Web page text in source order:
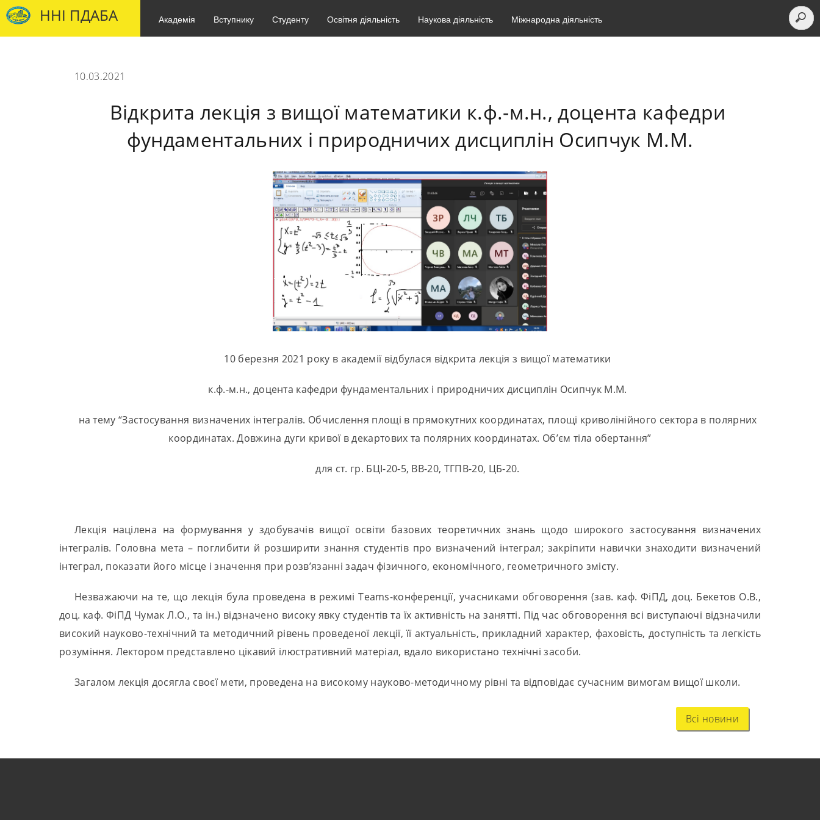
ННІ ПДАБА Академія Вступнику Студенту Освітня діяльність Наукова діяльність Міжнародна діяльність
10.03.2021
Відкрита лекція з вищої математики к.ф.-м.н., доцента кафедри
фундаментальних і природничих дисциплін Осипчук М.М.
10 березня 2021 року в академії відбулася відкрита лекція з вищої математики
к.ф.-м.н., доцента кафедри фундаментальних і природничих дисциплін Осипчук М.М.
на тему “Застосування визначених інтегралів. Обчислення площі в прямокутних координатах, площі криволінійного сектора в полярних
координатах. Довжина дуги кривої в декартових та полярних координатах. Об’єм тіла обертання”
для ст. гр. БЦІ-20-5, ВВ-20, ТГПВ-20, ЦБ-20.
Лекція націлена на формування у здобувачів вищої освіти базових теоретичних знань щодо широкого застосування визначених
інтегралів. Головна мета – поглибити й розширити знання студентів про визначений інтеграл; закріпити навички знаходити визначений
інтеграл, показати його місце і значення при розв’язанні задач фізичного, економічного, геометричного змісту.
Незважаючи на те, що лекція була проведена в режимі Teams-конференції, учасниками обговорення (зав. каф. ФіПД, доц. Бекетов О.В.,
доц. каф. ФіПД Чумак Л.О., та ін.) відзначено високу явку студентів та їх активність на занятті. Під час обговорення всі виступаючі відзначили
високий науково-технічний та методичний рівень проведеної лекції, її актуальність, прикладний характер, фаховість, доступність та легкість
розуміння. Лектором представлено цікавий ілюстративний матеріал, вдало використано технічні засоби.
Загалом лекція досягла своєї мети, проведена на високому науково-методичному рівні та відповідає сучасним вимогам вищої школи.
Всі новини